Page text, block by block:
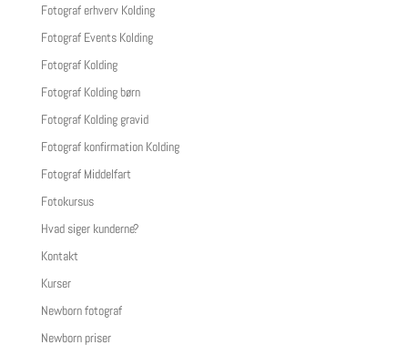
Fotograf erhverv Kolding
Fotograf Events Kolding
Fotograf Kolding
Fotograf Kolding børn
Fotograf Kolding gravid
Fotograf konfirmation Kolding
Fotograf Middelfart
Fotokursus
Hvad siger kunderne?
Kontakt
Kurser
Newborn fotograf
Newborn priser